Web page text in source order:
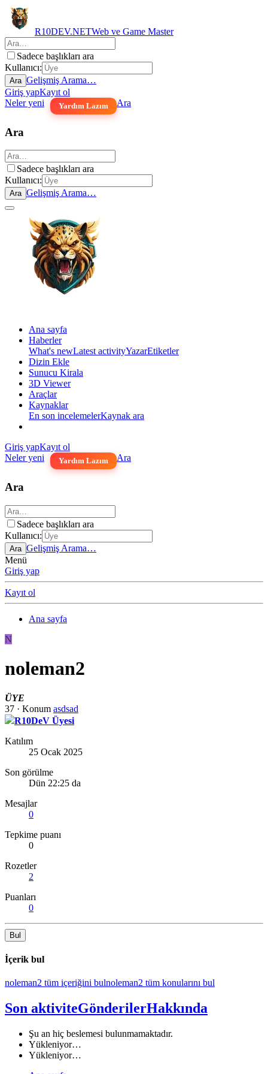
R10DEV.NETWeb ve Game Master
Sadece başlıkları ara
Kullanıcı:
Ara Gelişmiş Arama…
Giriş yapKayıt ol
Neler yeni
Yardım Lazım Ara
Ara
Sadece başlıkları ara
Kullanıcı:
Ara Gelişmiş Arama…
Ana sayfa
Haberler
What's newLatest activityYazarEtiketler
Dizin Ekle
Sunucu Kirala
3D Viewer
Araçlar
Kaynaklar
En son incelemelerKaynak ara
Giriş yapKayıt ol
Neler yeni
Yardım Lazım Ara
Ara
Sadece başlıkları ara
Kullanıcı:
Ara Gelişmiş Arama…
Menü
Giriş yap
Kayıt ol
Ana sayfa
N
noleman2
ÜYE
37 · Konum asdsad
R10DeV Üyesi
Katılım
25 Ocak 2025
Son görülme
Dün 22:25 da
Mesajlar
0
Tepkime puanı
0
Rozetler
2
Puanları
0
Bul
İçerik bul
noleman2 tüm içeriğini bulnoleman2 tüm konularını bul
Son aktiviteGönderilerHakkında
Şu an hiç beslemesi bulunmamaktadır.
Yükleniyor…
Yükleniyor…